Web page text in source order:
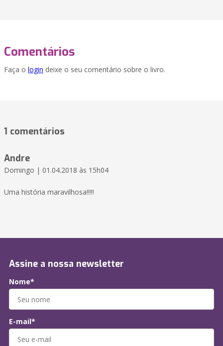
Comentários
Faça o login deixe o seu comentário sobre o livro.
1 comentários
Andre
Domingo | 01.04.2018 às 15h04
Uma história maravilhosa!!!!!
Assine a nossa newsletter
Nome*
E-mail*